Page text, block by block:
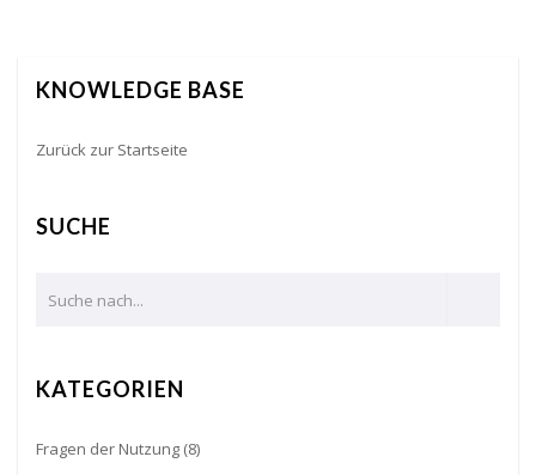
KNOWLEDGE BASE
Zurück zur Startseite
SUCHE
KATEGORIEN
Fragen der Nutzung (8)